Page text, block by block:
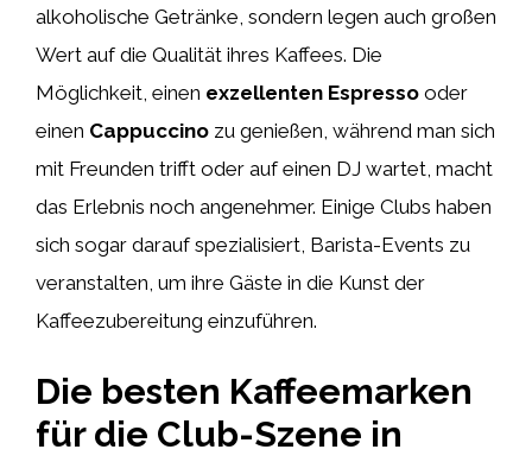
alkoholische Getränke, sondern legen auch großen
Wert auf die Qualität ihres Kaffees. Die
Möglichkeit, einen exzellenten Espresso oder
einen Cappuccino zu genießen, während man sich
mit Freunden trifft oder auf einen DJ wartet, macht
das Erlebnis noch angenehmer. Einige Clubs haben
sich sogar darauf spezialisiert, Barista-Events zu
veranstalten, um ihre Gäste in die Kunst der
Kaffeezubereitung einzuführen.
Die besten Kaffeemarken
für die Club-Szene in